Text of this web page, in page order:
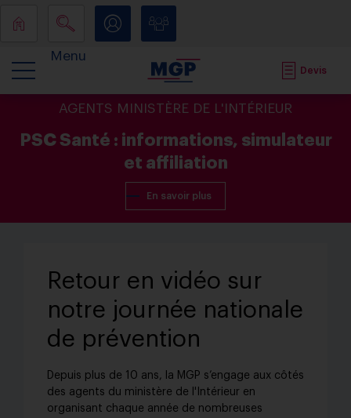
Menu
Devis
AGENTS MINISTÈRE DE L'INTÉRIEUR
PSC Santé : informations, simulateur
et affiliation
En savoir plus
Retour en vidéo sur
notre journée nationale
de prévention
Depuis plus de 10 ans, la MGP s’engage aux côtés
des agents du ministère de l'Intérieur en
organisant chaque année de nombreuses